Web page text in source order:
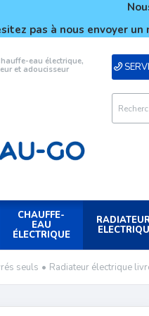
pas à nous envoyer
eau électrique,
et adoucisseur
CHAUFFE-
EAU
ÉLECTRIQUE
seuls • Radiateur électrique